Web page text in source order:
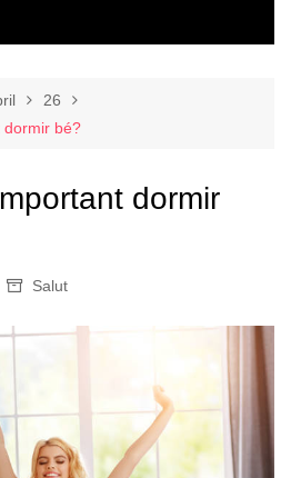
26
dormir bé?
dormir
Salut